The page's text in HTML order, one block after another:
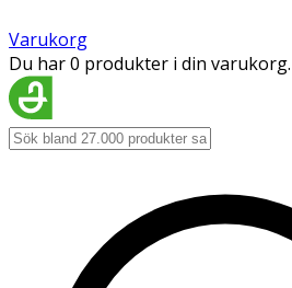
Varukorg
Du har 0 produkter i din varukorg.